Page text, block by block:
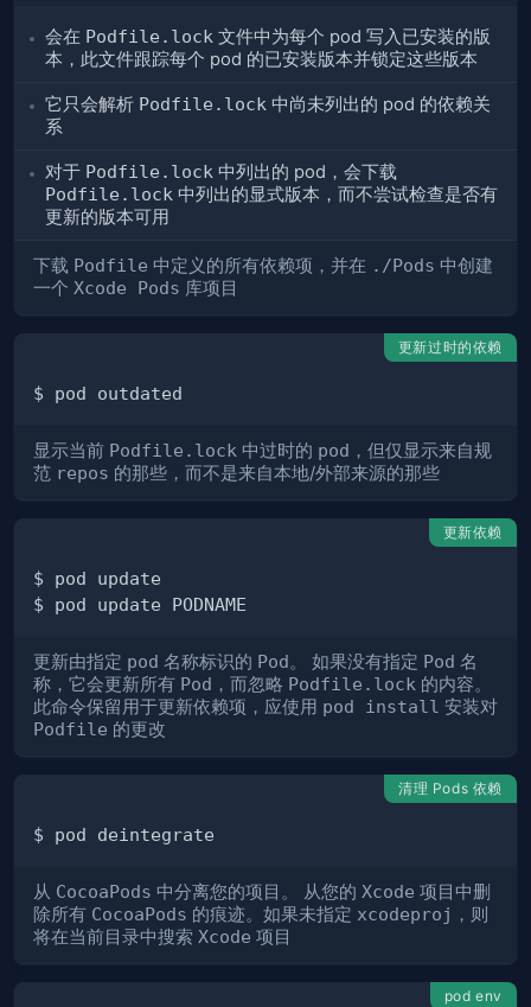
会在 Podfile.lock 文件中为每个 pod 写入已安装的版
本，此文件跟踪每个 pod 的已安装版本并锁定这些版本
它只会解析 Podfile.lock 中尚未列出的 pod 的依赖关
系
对于 Podfile.lock 中列出的 pod，会下载
Podfile.lock 中列出的显式版本，而不尝试检查是否有
更新的版本可用
下载 Podfile 中定义的所有依赖项，并在 ./Pods 中创建
一个 Xcode Pods 库项目
更新过时的依赖
显示当前 Podfile.lock 中过时的 pod ，但仅显示来自规
范 repos 的那些，而不是来自本地/外部来源的那些
更新依赖
更新由指定 pod 名称标识的 Pod。 如果没有指定 Pod 名
称，它会更新所有 Pod ，而忽略 Podfile.lock 的内容。
此命令保留用于更新依赖项，应使用 pod install 安装对
Podfile 的更改
清理 Pods 依赖
从 CocoaPods 中分离您的项目。 从您的 Xcode 项目中删
除所有 CocoaPods 的痕迹。如果未指定 xcodeproj ，则
将在当前目录中搜索 Xcode 项目
pod env